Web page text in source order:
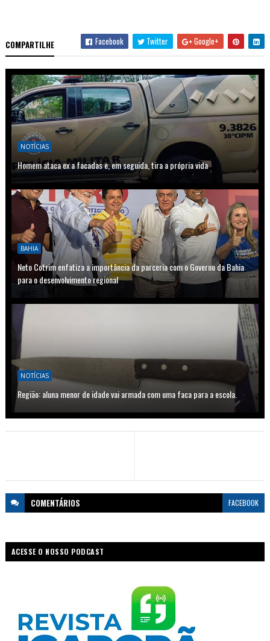
COMPARTILHE Facebook Twitter Google+
NOTÍCIAS
Homem ataca ex a facadas e, em seguida, tira a própria vida
BAHIA
Neto Cotrim enfatiza a importância da parceria com o Governo da Bahia
para o desenvolvimento regional
NOTÍCIAS
Região: aluna menor de idade vai armada com uma faca para a escola.
COMENTÁRIOS FACEBOOK
ACESSE O NOSSO PODCAST